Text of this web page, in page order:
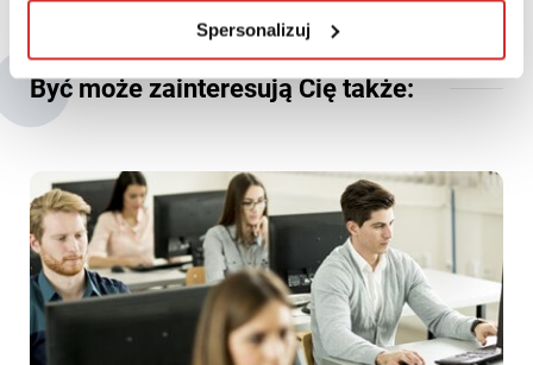
Spersonalizuj
Być może zainteresują Cię także: